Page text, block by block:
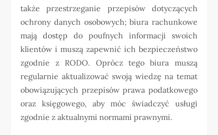
także przestrzeganie przepisów dotyczących
ochrony danych osobowych; biura rachunkowe
mają dostęp do poufnych informacji swoich
klientów i muszą zapewnić ich bezpieczeństwo
zgodnie z RODO. Oprócz tego biura muszą
regularnie aktualizować swoją wiedzę na temat
obowiązujących przepisów prawa podatkowego
oraz księgowego, aby móc świadczyć usługi
zgodnie z aktualnymi normami prawnymi.